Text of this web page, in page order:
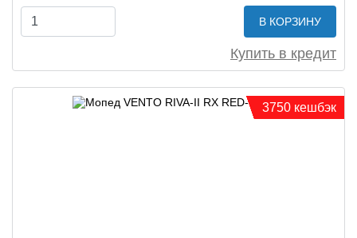
В КОРЗИНУ
Купить в кредит
3750 кешбэк